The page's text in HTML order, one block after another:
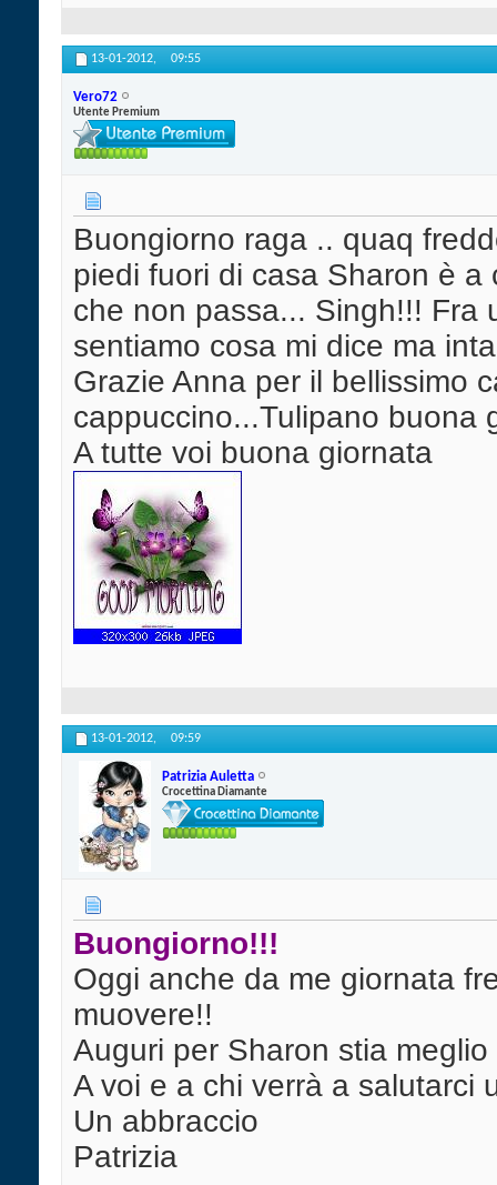
13-01-2012, 09:55
Vero72
Utente Premium
Buongiorno raga .. quaq
piedi fuori di casa Sharon è
che non passa... Singh!!! Fra
sentiamo cosa mi dice ma
Grazie Anna per il bellissimo
cappuccino...Tulipano buona
A tutte voi buona giornata
13-01-2012, 09:59
Patrizia Auletta
Crocettina Diamante
Buongiorno!!!
Oggi anche da me giornata
muovere!!
Auguri per Sharon stia
A voi e a chi verrà a salutarci
Un abbraccio
Patrizia